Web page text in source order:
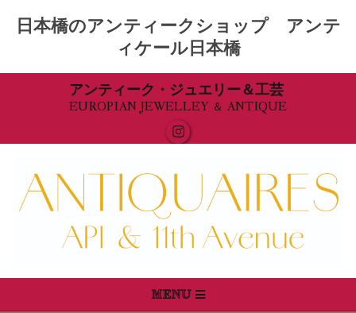
日本橋のアンティークショップ アンテ
ィケール日本橋
アンティーク・ジュエリー＆工芸
EUROPIAN JEWELLEY ＆ ANTIQUE
MENU